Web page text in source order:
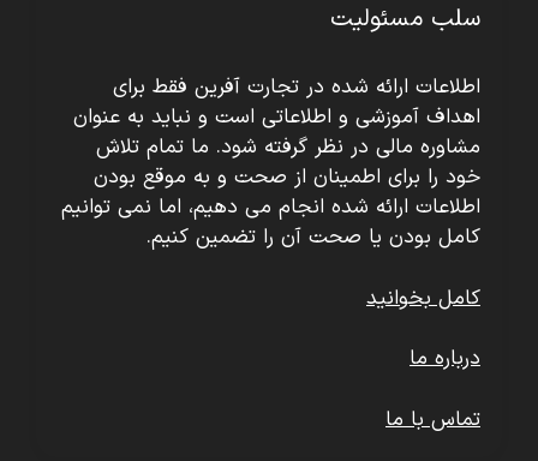
سلب مسئولیت
اطلاعات ارائه شده در تجارت آفرین فقط برای
اهداف آموزشی و اطلاعاتی است و نباید به عنوان
مشاوره مالی در نظر گرفته شود. ما تمام تلاش
خود را برای اطمینان از صحت و به موقع بودن
اطلاعات ارائه شده انجام می دهیم، اما نمی توانیم
کامل بودن یا صحت آن را تضمین کنیم.
کامل بخوانید
درباره ما
تماس با ما